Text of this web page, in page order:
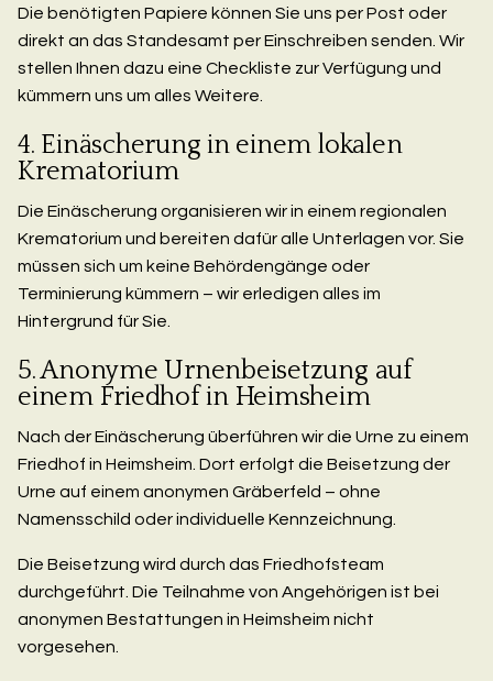
Die benötigten Papiere können Sie uns per Post oder
direkt an das Standesamt per Einschreiben senden. Wir
stellen Ihnen dazu eine Checkliste zur Verfügung und
kümmern uns um alles Weitere.
4. Einäscherung in einem lokalen
Krematorium
Die Einäscherung organisieren wir in einem regionalen
Krematorium und bereiten dafür alle Unterlagen vor. Sie
müssen sich um keine Behördengänge oder
Terminierung kümmern – wir erledigen alles im
Hintergrund für Sie.
5. Anonyme Urnenbeisetzung auf
einem Friedhof in Heimsheim
Nach der Einäscherung überführen wir die Urne zu einem
Friedhof in Heimsheim. Dort erfolgt die Beisetzung der
Urne auf einem anonymen Gräberfeld – ohne
Namensschild oder individuelle Kennzeichnung.
Die Beisetzung wird durch das Friedhofsteam
durchgeführt. Die Teilnahme von Angehörigen ist bei
anonymen Bestattungen in Heimsheim nicht
vorgesehen.